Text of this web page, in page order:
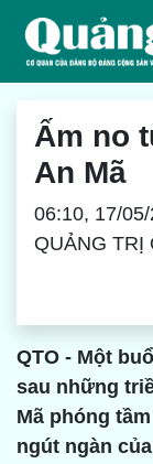
Ấm no
An Mã
06:10, 17/
QUẢNG TRỊ
QTO - Một
sau những
Mã phóng
ngút ngàn